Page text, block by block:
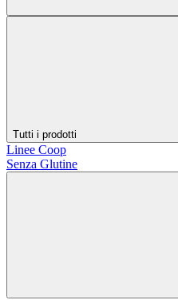
Tutti i prodotti
Linee Coop
Senza Glutine